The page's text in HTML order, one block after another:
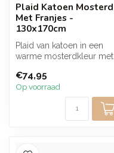
Plaid Katoen Mosterd
Met Franjes -
130x170cm
Plaid van katoen in een
warme mosterdkleur met
decoratieve f...
€74,95
Op voorraad